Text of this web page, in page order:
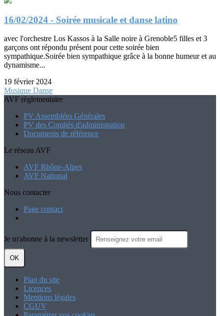
16/02/2024 - Soirée musicale et danse latino
avec l'orchestre Los Kassos à la Salle noire à Grenoble5 filles et 3
garçons ont répondu présent pour cette soirée bien
sympathique.Soirée bien sympathique grâce à la bonne humeur et au
dynamisme...
19 février 2024
Musique Danse
AVF règlementaire
PV Assemblées Générales
PV des Comités d'administration
Documents de référence
Le réseau AVF
AVF Rhône-Alpes
AVF National
Nous contacter
Page contact
Je m'abonne à la newsletter
OK
Plan du site
Licences
Mentions légales
CGUV